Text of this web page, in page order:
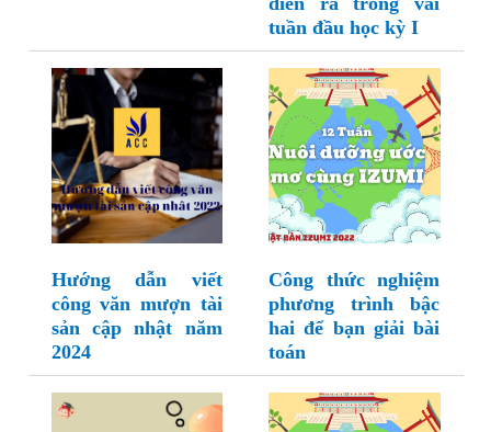
tuần đầu học kỳ I
Hướng dẫn viết
công văn mượn tài
sản cập nhật năm
2024
Công thức nghiệm
phương trình bậc
hai để bạn giải bài
toán